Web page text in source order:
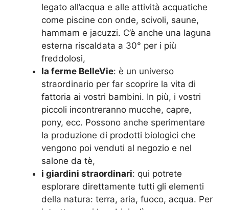
legato all’acqua e alle attività acquatiche
come piscine con onde, scivoli, saune,
hammam e jacuzzi. C’è anche una laguna
esterna riscaldata a 30° per i più
freddolosi,
la ferme BelleVie: è un universo
straordinario per far scoprire la vita di
fattoria ai vostri bambini. In più, i vostri
piccoli incontreranno mucche, capre,
pony, ecc. Possono anche sperimentare
la produzione di prodotti biologici che
vengono poi venduti al negozio e nel
salone da tè,
i giardini straordinari: qui potrete
esplorare direttamente tutti gli elementi
della natura: terra, aria, fuoco, acqua. Per